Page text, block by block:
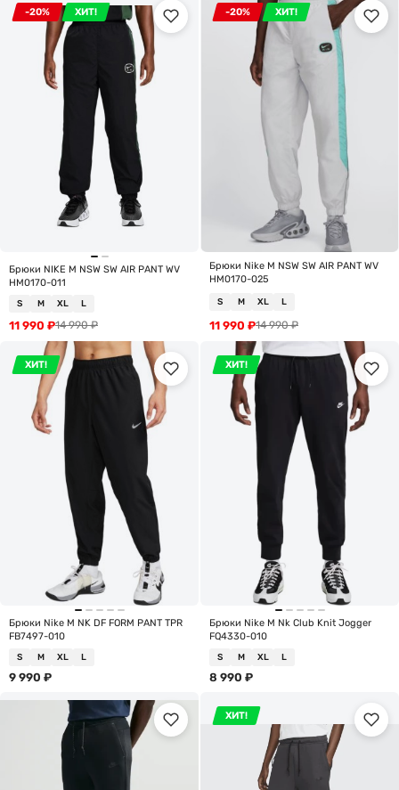
-20% ХИТ!
Брюки NIKE M NSW SW AIR PANT WV
HM0170-011
S M XL L
14 990₽
11 990 ₽
-20% ХИТ!
Брюки Nike M NSW SW AIR PANT WV
HM0170-025
S M XL L
14 990₽
11 990 ₽
ХИТ!
Брюки Nike M NK DF FORM PANT TPR
FB7497-010
S M XL L
9 990 ₽
ХИТ!
Брюки Nike M Nk Club Knit Jogger
FQ4330-010
S M XL L
8 990 ₽
ХИТ!